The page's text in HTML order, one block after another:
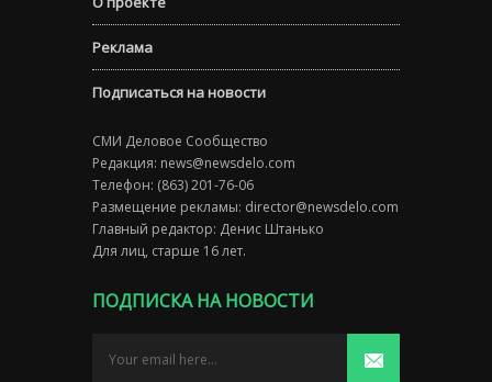
Реклама
Подписаться на новости
СМИ Деловое Сообщество
Редакция: news@newsdelo.com
Телефон: (863) 201-76-06
Размещение рекламы: director@newsdelo.com
Главный редактор: Денис Штанько
Для лиц, старше 16 лет.
ПОДПИСКА НА НОВОСТИ